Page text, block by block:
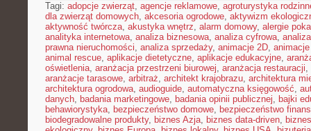
Tagi: adopcje zwierząt, agencje reklamowe, agroturystyka
dla zwierząt domowych, akcesoria ogrodowe, aktywizm
aktywność twórcza, akustyka wnętrz, alarm domowy, alergie
analityka internetowa, analiza biznesowa, analiza cyfrowa,
prawna nieruchomości, analiza sprzedaży, animacje 2D,
animal rescue, aplikacje dietetyczne, aplikacje edukacyjne,
oświetlenia, aranżacja przestrzeni biurowej, aranżacja restauracji,
aranżacje tarasowe, arbitraż, architekt krajobrazu, architektura
architektura ogrodowa, audioguide, automatyczna księgowość,
danych, badania marketingowe, badania opinii publicznej, bajki
behawiorystyka, bezpieczeństwo domowe, bezpieczeństwo
biodegradowalne produkty, biznes Azja, biznes data-driven,